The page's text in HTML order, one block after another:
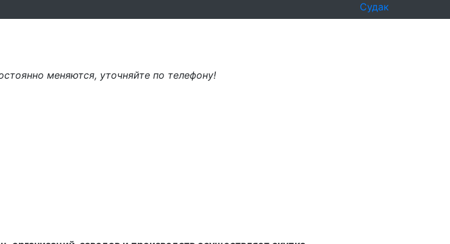
Судак
меняются, уточняйте по телефону!